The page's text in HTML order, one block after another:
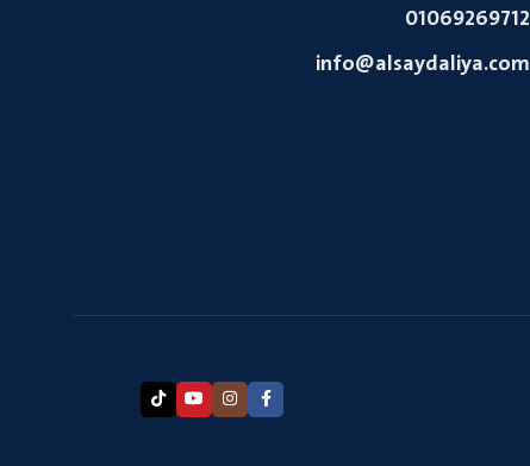
01069269712
info@alsaydaliya.com